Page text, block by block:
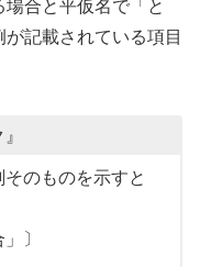
合と平仮名で「と
記載されている項目
のものを示すと
〕